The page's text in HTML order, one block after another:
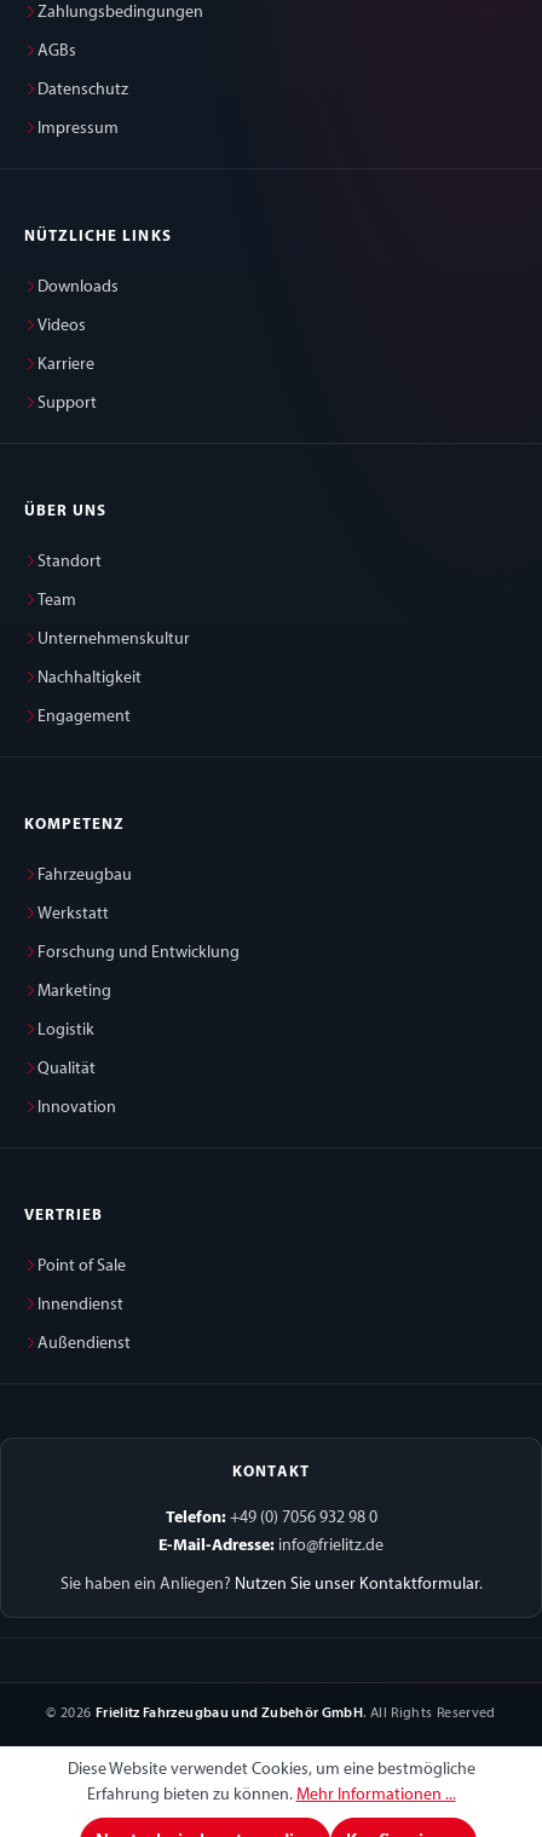
Zahlungsbedingungen
AGBs
Datenschutz
Impressum
NÜTZLICHE LINKS
Downloads
Videos
Karriere
Support
ÜBER UNS
Standort
Team
Unternehmenskultur
Nachhaltigkeit
Engagement
KOMPETENZ
Fahrzeugbau
Werkstatt
Forschung und Entwicklung
Marketing
Logistik
Qualität
Innovation
VERTRIEB
Point of Sale
Innendienst
Außendienst
KONTAKT
Telefon:+49 (0) 7056 932 98 0
E-Mail-Adresse: info@frielitz.de
Sie haben ein Anliegen? Nutzen Sie unser Kontaktformular.
© 2026 Frielitz Fahrzeugbau und Zubehör GmbH. All Rights Reserved
Diese Website verwendet Cookies, um eine bestmögliche
Erfahrung bieten zu können. Mehr Informationen ...